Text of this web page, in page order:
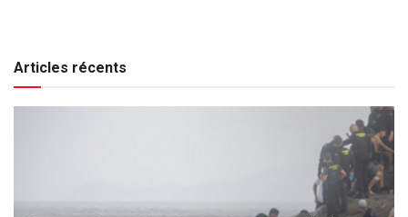
Articles récents